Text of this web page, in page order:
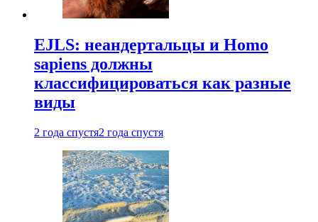
EJLS: неандертальцы и Homo
sapiens должны
классифицироваться как разные
виды
2 года спустя2 года спустя